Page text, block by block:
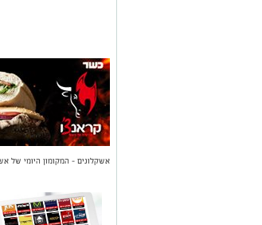
אשקלונים - המקומון היומי של